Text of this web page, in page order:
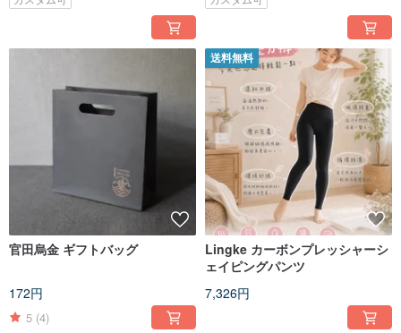
官田烏金 ギフトバッグ
172円
5 (4)
送料無料
Lingke カーボンプレッシャーシ
ェイピングパンツ
7,326円